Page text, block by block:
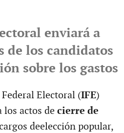
enviará a
de los candidatos
sobre los gastos
Electoral (IFE)
los actos de cierre de
deelección popular,